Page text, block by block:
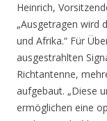
Heinrich,
„Ausgetragen wird
und Afrika.“ Für
ausgestrahlten
Richtantenne,
aufgebaut. „Diese
ermöglichen eine